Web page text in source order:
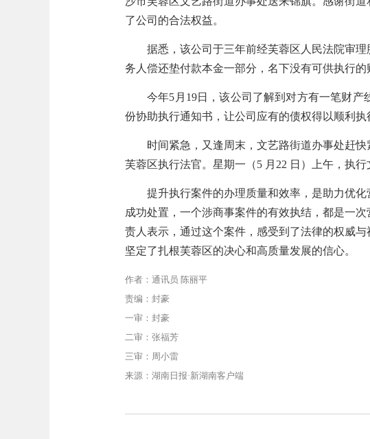
了公司的合法权益。
据悉，该公司于三年前经芙蓉区人民法院审
务人偿还垫付款本金一部分，名下没有可供执行的
今年5月19日，该公司了解到对方有一笔财
份协助执行通知书，让公司应有的债权得以顺利执
时间紧急，又逢周末，文艺路街道办事处赶
芙蓉区执行法官。星期一（5 月22 日）上午，执
提升执行案件的办理质量和效率，是助力优
成功处置，一个涉商事案件的有效执结，都是一
责人表示，通过这个案件，感受到了法律的权威
坚定了扎根芙蓉区的决心和高质量发展的信心。
作者：通讯员 陈丽平
责编：封豪
一审：封豪
二审：张福芳
三审：周小雷
来源：湖南日报·新湖南客户端